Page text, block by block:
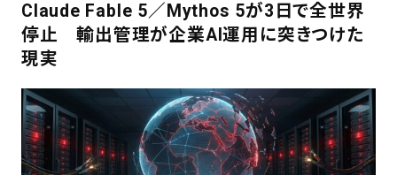
Claude Fable 5／Mythos 5が3日で全世界
停止 輸出管理が企業AI運用に突きつけた
現実